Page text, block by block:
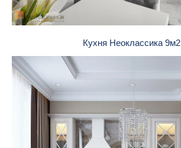
Кухня Неоклассика 9м2